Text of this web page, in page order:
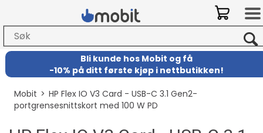
Bli kunde hos Mobit og få
-10% på ditt første kjøp i nettbutikken!
Mobit>HP Flex IO V3 Card - USB-C 3.1 Gen2-
portgrensesnittskort med 100 W PD